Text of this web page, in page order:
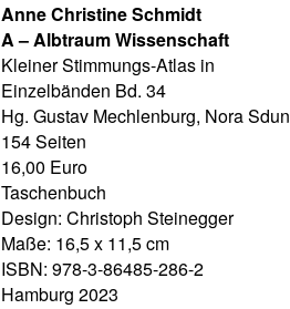
Anne Christine Schmidt
A – Albtraum Wissenschaft
Kleiner Stimmungs-Atlas in
Einzelbänden Bd. 34
Hg. Gustav Mechlenburg, Nora Sdun
154 Seiten
16,00 Euro
Taschenbuch
Design: Christoph Steinegger
Maße: 16,5 x 11,5 cm
ISBN: 978-3-86485-286-2
Hamburg 2023